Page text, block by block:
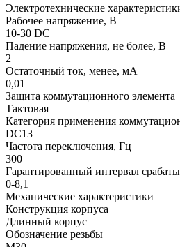
Электротехнические
Рабочее напряжение, В
10-30 DC
Падение напряжения, не более, В
2
Остаточный ток, менее, мА
0,01
Защита коммутационного элемента
Тактовая
Категория применения
DC13
Частота переключения, Гц
300
Гарантированный интервал
0-8,1
Механические характеристики
Конструкция корпуса
Длинный корпус
Обозначение резьбы